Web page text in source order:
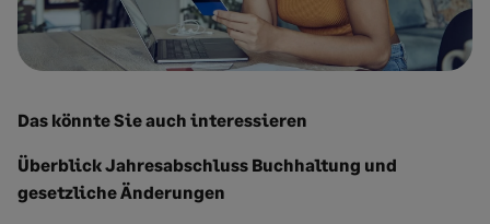
Das könnte Sie auch interessieren
Überblick Jahresabschluss Buchhaltung und
gesetzliche Änderungen